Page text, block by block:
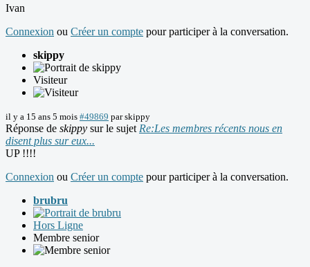
Ivan
Connexion ou Créer un compte pour participer à la conversation.
skippy
Visiteur
il y a 15 ans 5 mois #49869 parskippy
Réponse de skippy sur le sujet Re:Les membres récents nous en
disent plus sur eux...
UP !!!!
Connexion ou Créer un compte pour participer à la conversation.
brubru
Hors Ligne
Membre senior